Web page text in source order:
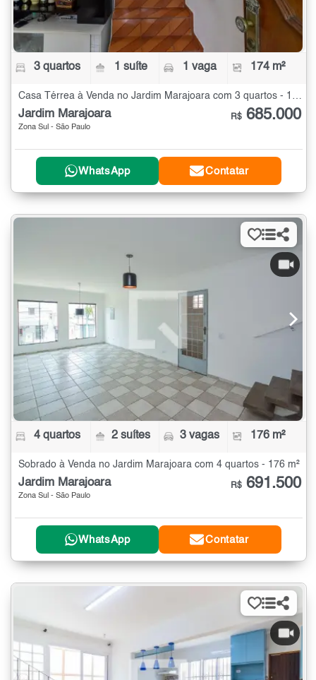
3 quartos 1 suíte 1 vaga 174 m²
Casa Térrea à Venda no Jardim Marajoara com 3 quartos - 174 m²
Jardim Marajoara
Zona Sul - São Paulo
R$ 685.000
WhatsApp Contatar
4 quartos 2 suítes 3 vagas 176 m²
Sobrado à Venda no Jardim Marajoara com 4 quartos - 176 m²
Jardim Marajoara
Zona Sul - São Paulo
R$ 691.500
WhatsApp Contatar